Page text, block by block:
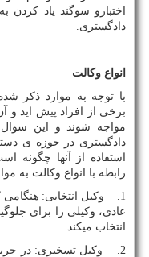
اختبارو سوگند یاد
دادگستری.
انواع وکالت
با توجه به موارد ذکر
برخی از افراد پیش اید و
مواجه شوند و این
دادگستری در حوزه ی
استفاده از آنها چگونه
رابطه با انواع وکالت به
1. وکیل انتخابی:
عادی، وکیلی را برای
انتخاب میکند.
2. وکیل تسخیری: در